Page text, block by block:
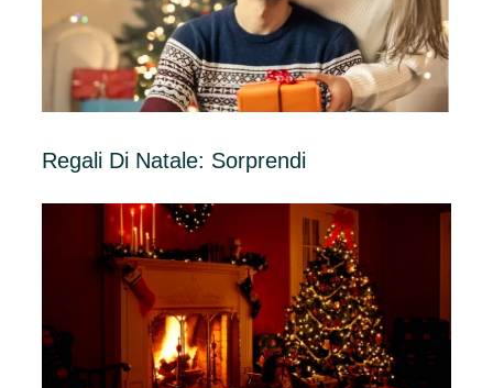
Regali Di Natale: Sorprendi